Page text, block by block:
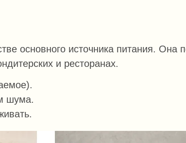
основного источника питания. Она
и ресторанах.
шума.